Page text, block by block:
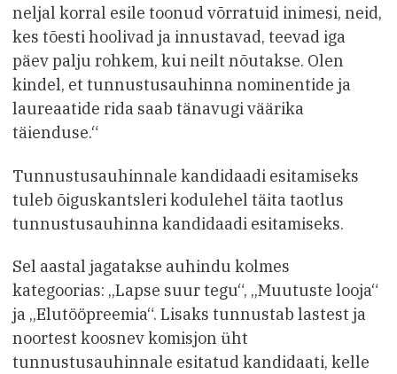
neljal korral esile toonud võrratuid inimesi, neid,
kes tõesti hoolivad ja innustavad, teevad iga
päev palju rohkem, kui neilt nõutakse. Olen
kindel, et tunnustusauhinna nominentide ja
laureaatide rida saab tänavugi väärika
täienduse.“
Tunnustusauhinnale kandidaadi esitamiseks
tuleb õiguskantsleri kodulehel täita taotlus
tunnustusauhinna kandidaadi esitamiseks.
Sel aastal jagatakse auhindu kolmes
kategoorias: „Lapse suur tegu“, „Muutuste looja“
ja „Elutööpreemia“. Lisaks tunnustab lastest ja
noortest koosnev komisjon üht
tunnustusauhinnale esitatud kandidaati, kelle